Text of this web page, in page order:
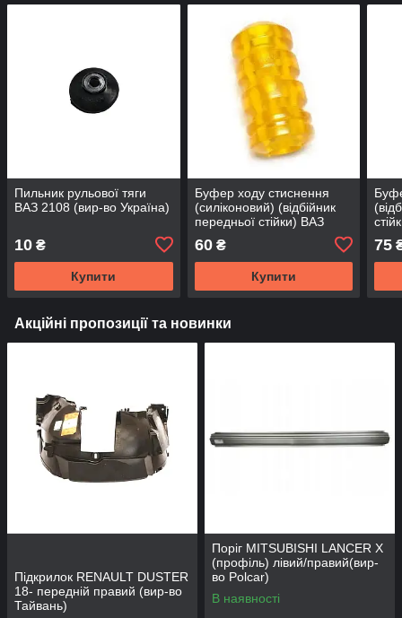
Пильник рульової тяги
ВАЗ 2108 (вир-во Україна)
10 ₴
Купити
Буфер ходу стиснення
(силіконовий) (відбійник
передньої стійки) ВАЗ
2171, 2172 (вир-во
Україна)
60₴
Купити
75
Акційні пропозиції та новинки
Підкрилок RENAULT DUSTER
18- передній правий (вир-во
Тайвань)
Поріг MITSUBISHI LANCER Х
(профіль) лівий/правий(вир-
во Polcar)
В наявності